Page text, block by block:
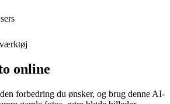
online
forbedring du ønsker, og brug denne AI-